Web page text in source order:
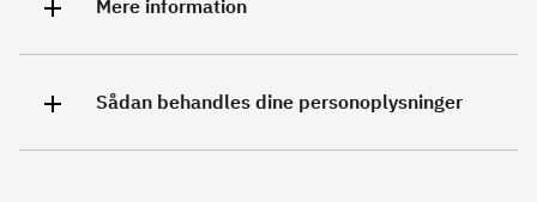
Mere information
Sådan behandles dine personoplysninger